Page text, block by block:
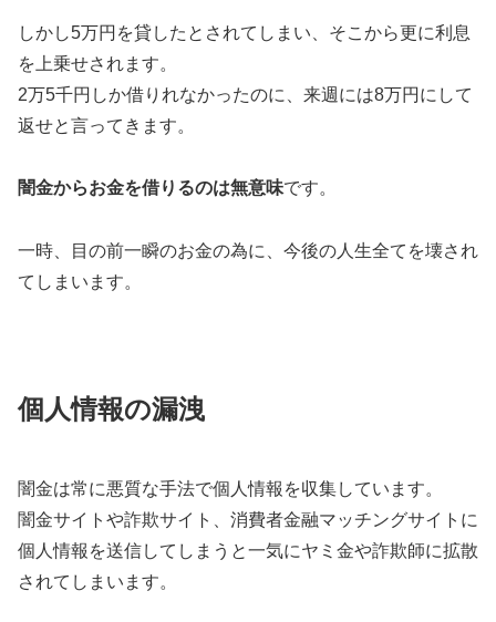
しかし5万円を貸したとされてしまい、そこから更に利息
を上乗せされます。
2万5千円しか借りれなかったのに、来週には8万円にして
返せと言ってきます。
闇金からお金を借りるのは無意味です。
一時、目の前一瞬のお金の為に、今後の人生全てを壊され
てしまいます。
個人情報の漏洩
闇金は常に悪質な手法で個人情報を収集しています。
闇金サイトや詐欺サイト、消費者金融マッチングサイトに
個人情報を送信してしまうと一気にヤミ金や詐欺師に拡散
されてしまいます。